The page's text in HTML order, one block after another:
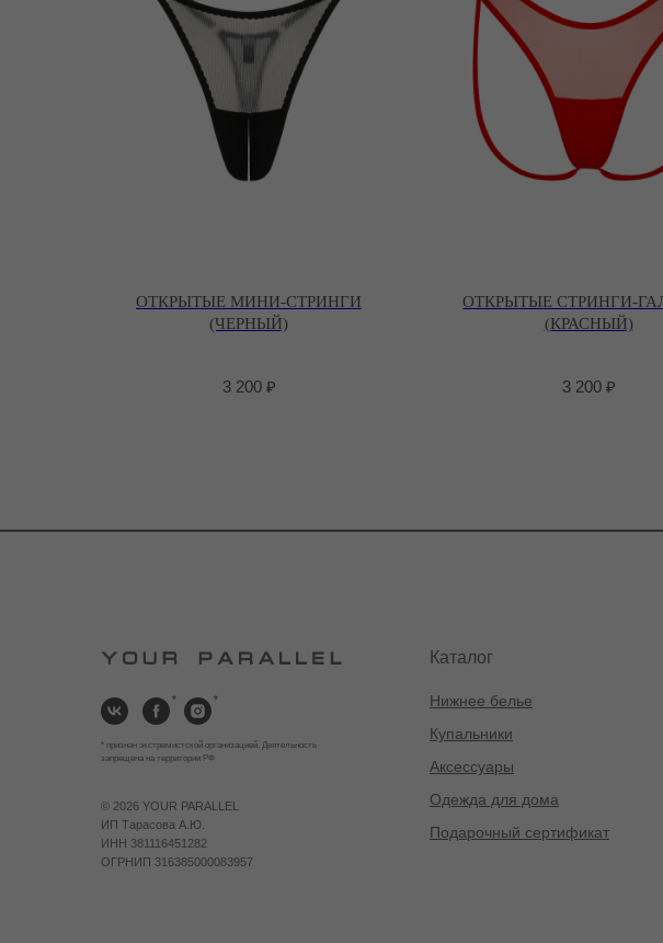
ОТКРЫТЫЕ МИНИ-СТРИНГИ
(ЧЕРНЫЙ)
3 200 ₽
ОТКРЫТЫЕ СТРИНГИ-
(КРАСНЫЙ)
3 200 ₽
Каталог
Нижнее белье
Купальники
Аксессуары
Одежда для дома
Подарочный сертификат
© 2026 YOUR PARALLEL
ИП Тарасова А.Ю.
ИНН 381116451282
ОГРНИП 316385000083957
* признан экстремистской организацией. Деятельность
запрещена на территории РФ
* *